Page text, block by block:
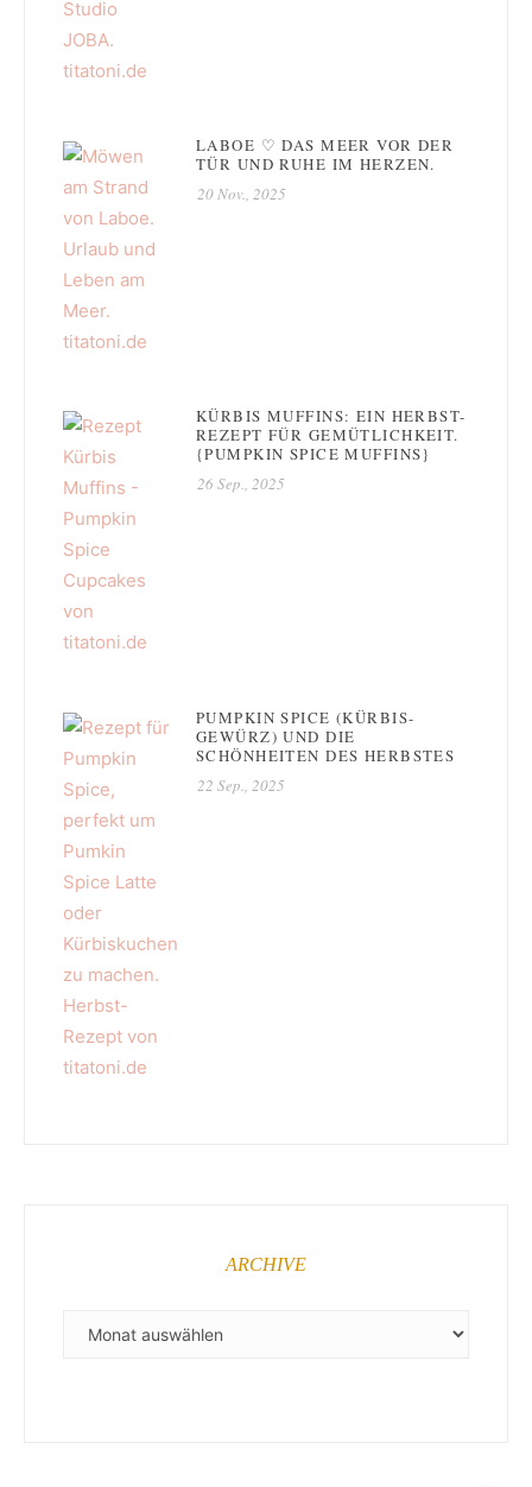
LABOE ♡ DAS MEER VOR DER
TÜR UND RUHE IM HERZEN.
20 Nov., 2025
KÜRBIS MUFFINS: EIN HERBST-
REZEPT FÜR GEMÜTLICHKEIT.
{PUMPKIN SPICE MUFFINS}
26 Sep., 2025
PUMPKIN SPICE (KÜRBIS-
GEWÜRZ) UND DIE
SCHÖNHEITEN DES HERBSTES
22 Sep., 2025
ARCHIVE
ARCHIVE